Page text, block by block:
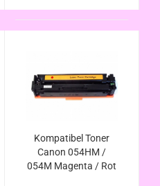
Kompatibel Toner
Canon 054HM /
054M Magenta / Rot